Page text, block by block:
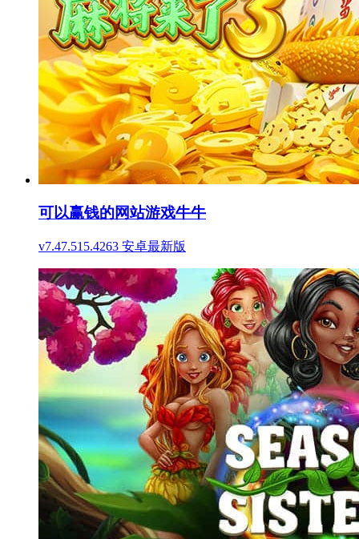
可以赢钱的网站游戏牛牛
v7.47.515.4263 安卓最新版